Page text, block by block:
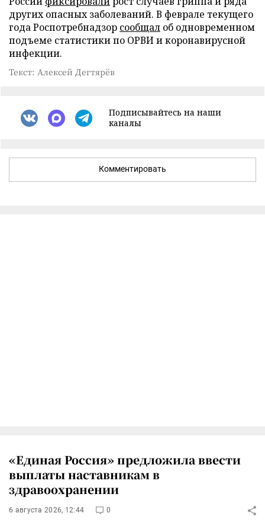
других опасных заболеваний. В феврале текущего
года Роспотребнадзор сообщал об одновременном
подъеме статистики по ОРВИ и коронавирусной
инфекции.
Текст: Алексей Дегтярёв
Подписывайтесь на наши
каналы
Комментировать
«Единая Россия» предложила ввести
выплаты наставникам в
здравоохранении
6 августа 2026, 12:44 0